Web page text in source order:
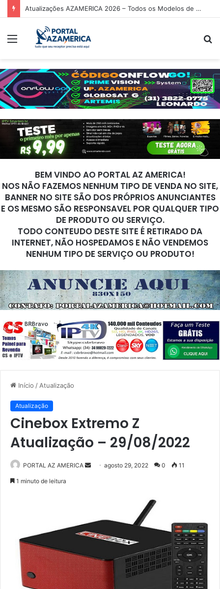
Atualizações AZAMERICA 2026 – Todos os Modelos de Receptores AZAMERICA
BEM VINDO AO PORTAL AZ AMERICA!
NOS NÃO FAZEMOS NENHUM TIPO DE VENDA NO SITE,
BANNER NO SITE SÃO DOS PRÓPRIOS ANUNCIANTES
E OS MESMO SÃO RESPONSAVEL POR QUALQUER TIPO
DE PRODUTO OU SERVIÇO.
TODO CONTEUDO DESTE SITE É RETIRADO DA
INTERNET, NÃO HOSPEDAMOS E NÃO VENDEMOS
NENHUM TIPO DE SERVIÇO OU PRODUTO!
Início / Atualização
Atualização
Cinebox Extremo Z
Atualização – 29/08/2022
PORTAL AZ AMERICA
u
m
-
m
a
agosto 29, 2022 0 11
1 minuto de leitura